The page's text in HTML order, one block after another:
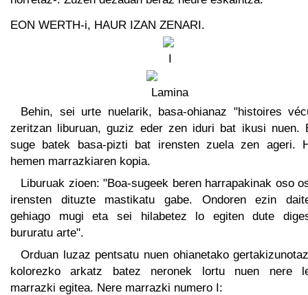
EON WERTH-i, HAUR IZAN ZENARI.
Behin, sei urte nuelarik, basa-ohianaz "histoires
zeritzan liburuan, guziz eder zen iduri bat ikusi nuen.
suge batek basa-pizti bat irensten zuela zen ageri.
hemen marrazkiaren kopia.
Liburuak zioen: "Boa-sugeek beren harrapakinak oso
irensten dituzte mastikatu gabe. Ondoren ezin
gehiago mugi eta sei hilabetez lo egiten dute
bururatu arte".
Orduan luzaz pentsatu nuen ohianetako
kolorezko arkatz batez neronek lortu nuen nere
marrazki egitea. Nere marrazki numero I: